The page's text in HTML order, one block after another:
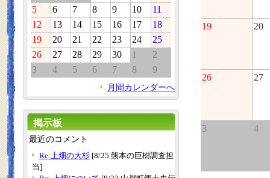
19 20
26 27
3 4
5
6 7 8 9 10
11
12
13 14 15 16 17
18
19
20 21 22 23 24
25
26
27 28 29 30 1
2
3
4 5 6 7 8 9
月間カレンダーへ
掲示板
最近のコメント
Re:上畑の大杉 [8/25 熊本の巨樹調査担
当]